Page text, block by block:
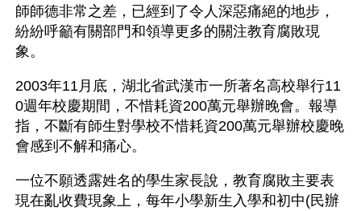
師師德非常之差，已經到了令人深惡痛絕的地步，
紛紛呼籲有關部門和領導更多的關注教育腐敗現
象。
2003年11月底，湖北省武漢市一所著名高校舉行11
0週年校慶期間，不惜耗資200萬元舉辦晚會。報導
指，不斷有師生對學校不惜耗資200萬元舉辦校慶晚
會感到不解和痛心。
一位不願透露姓名的學生家長說，教育腐敗主要表
現在亂收費現象上，每年小學新生入學和初中(民辦